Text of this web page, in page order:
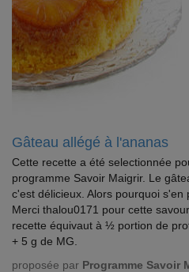
Gâteau allégé à l'ananas
Cette recette a été selectionnée
programme Savoir Maigrir. Le
c'est délicieux. Alors pourquoi
Merci thalou0171 pour cette
recette équivaut à ½ portion de
+ 5 g de MG.
proposée par Programme Savoir